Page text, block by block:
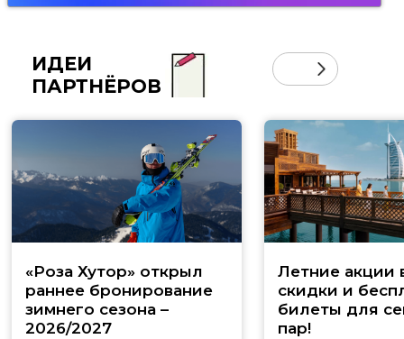
ИДЕИ
ПАРТНЁРОВ
«Роза Хутор» открыл
раннее бронирование
зимнего сезона –
2026/2027
Летние акции
скидки и
билеты для
пар!